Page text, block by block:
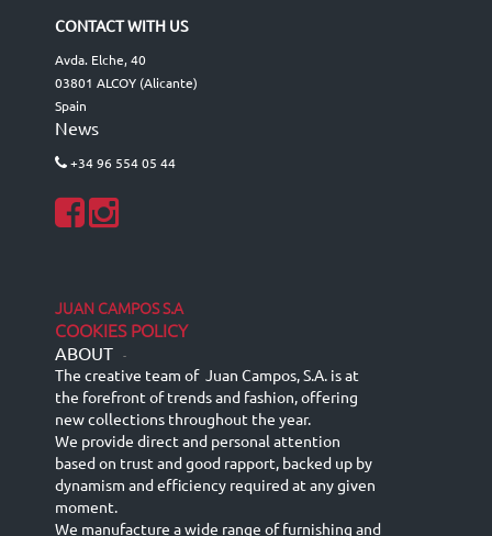
CONTACT WITH US
Avda. Elche, 40
03801 ALCOY (Alicante)
Spain
News
+34 96 554 05 44
JUAN CAMPOS S.A
COOKIES POLICY
ABOUT -
The creative team of Juan Campos, S.A. is at
the forefront of trends and fashion, offering
new collections throughout the year.
We provide direct and personal attention
based on trust and good rapport, backed up by
dynamism and efficiency required at any given
moment.
We manufacture a wide range of furnishing and